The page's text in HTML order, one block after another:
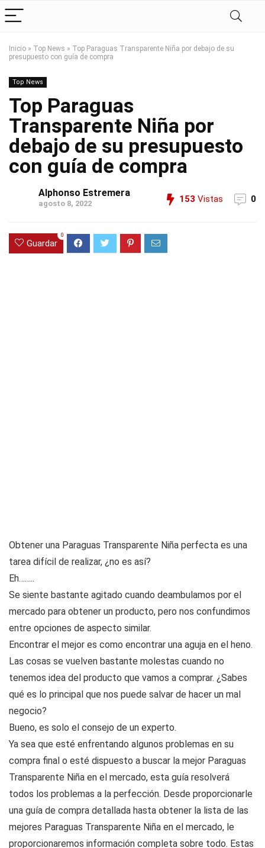
Inicio » Top News » Top Paraguas Transparente Niña por debajo de su
presupuesto con guía de compra
Top News
Top Paraguas
Transparente Niña por
debajo de su presupuesto
con guía de compra
Alphonso Estremera
agosto 8, 2022 153 Vistas 0
Guardar
0
Obtener una Paraguas Transparente Niña perfecta es una
tarea difícil de realizar, ¿no es así?
Eh……..
Se siente bastante agitado cuando deambulamos por el
mercado para obtener un producto, pero nos confundimos
entre opciones de aspecto similar.
Encontrar el mejor es como encontrar una aguja en el heno.
Las cosas se vuelven bastante molestas cuando no
tenemos idea del producto que vamos a comprar. ¿Sabes
qué es lo principal que nos puede salvar de hacer un mal
negocio?
Bueno, es solo el consejo de un experto.
Ya sea que esté enfrentando algunos problemas en su
compra final o esté dispuesto a buscar la mejor Paraguas
Transparente Niña en el mercado, esta guía resolverá
todos los problemas a la perfección. Desde proporcionarle
una guía de compra detallada hasta obtener la lista de las
mejores Paraguas Transparente Niña en el mercado, le
proporcionaremos información completa sobre todo. Estas